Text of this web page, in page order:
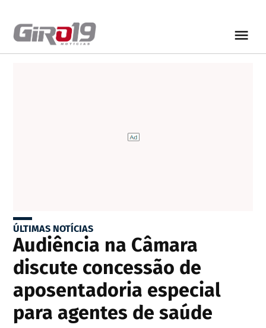
ÚLTIMAS NOTÍCIAS
Audiência na Câmara
discute concessão de
aposentadoria especial
para agentes de saúde